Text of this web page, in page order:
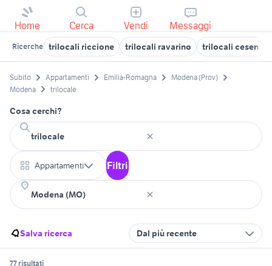
Home Cerca Vendi Messaggi
Ricerche trilocali riccione trilocali ravarino trilocali
Subito Appartamenti Emilia-Romagna
Modena (Prov)
Modena
trilocale
Cosa cerchi?
Appartamenti Filtri
Salva ricerca Dal più recente
77 risultati